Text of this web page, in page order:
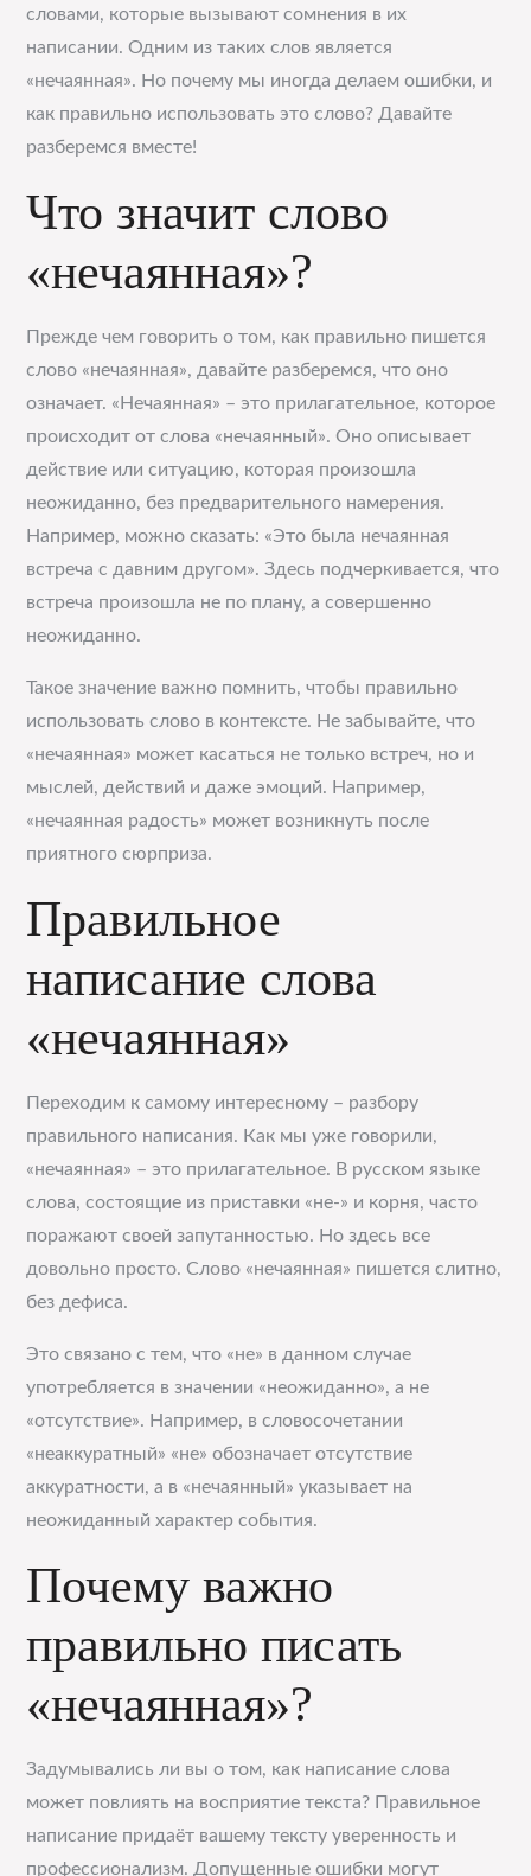
словами, которые вызывают сомнения в их
написании. Одним из таких слов является
«нечаянная». Но почему мы иногда делаем ошибки, и
как правильно использовать это слово? Давайте
разберемся вместе!
Что значит слово
«нечаянная»?
Прежде чем говорить о том, как правильно пишется
слово «нечаянная», давайте разберемся, что оно
означает. «Нечаянная» – это прилагательное, которое
происходит от слова «нечаянный». Оно описывает
действие или ситуацию, которая произошла
неожиданно, без предварительного намерения.
Например, можно сказать: «Это была нечаянная
встреча с давним другом». Здесь подчеркивается, что
встреча произошла не по плану, а совершенно
неожиданно.
Такое значение важно помнить, чтобы правильно
использовать слово в контексте. Не забывайте, что
«нечаянная» может касаться не только встреч, но и
мыслей, действий и даже эмоций. Например,
«нечаянная радость» может возникнуть после
приятного сюрприза.
Правильное
написание слова
«нечаянная»
Переходим к самому интересному – разбору
правильного написания. Как мы уже говорили,
«нечаянная» – это прилагательное. В русском языке
слова, состоящие из приставки «не-» и корня, часто
поражают своей запутанностью. Но здесь все
довольно просто. Слово «нечаянная» пишется слитно,
без дефиса.
Это связано с тем, что «не» в данном случае
употребляется в значении «неожиданно», а не
«отсутствие». Например, в словосочетании
«неаккуратный» «не» обозначает отсутствие
аккуратности, а в «нечаянный» указывает на
неожиданный характер события.
Почему важно
правильно писать
«нечаянная»?
Задумывались ли вы о том, как написание слова
может повлиять на восприятие текста? Правильное
написание придаёт вашему тексту уверенность и
профессионализм. Допущенные ошибки могут